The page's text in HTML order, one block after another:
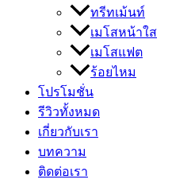
ทรีทเม้นท์
เมโสหน้าใส
เมโสแฟต
ร้อยไหม
โปรโมชั่น
รีวิวทั้งหมด
เกี่ยวกับเรา
บทความ
ติดต่อเรา